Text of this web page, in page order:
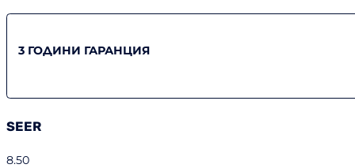
3 ГОДИНИ ГАРАНЦИЯ
SEER
8.50